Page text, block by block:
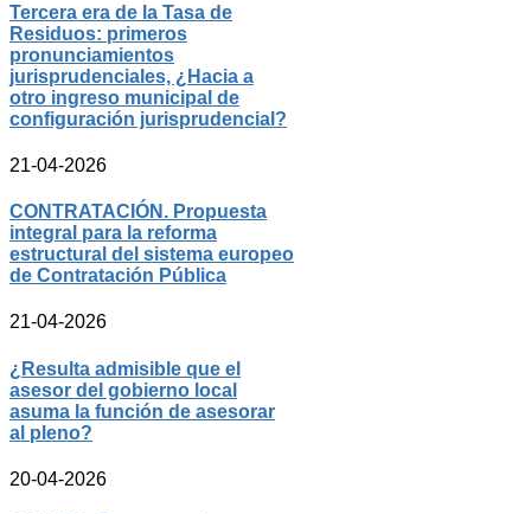
Tercera era de la Tasa de
Residuos: primeros
pronunciamientos
jurisprudenciales, ¿Hacia a
otro ingreso municipal de
configuración jurisprudencial?
21-04-2026
CONTRATACIÓN. Propuesta
integral para la reforma
estructural del sistema europeo
de Contratación Pública
21-04-2026
¿Resulta admisible que el
asesor del gobierno local
asuma la función de asesorar
al pleno?
20-04-2026